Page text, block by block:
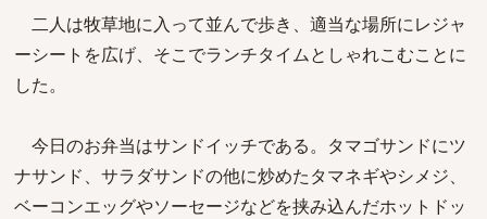
二人は牧草地に入って並んで歩き、適当な場所にレジャ
ーシートを広げ、そこでランチタイムとしゃれこむことに
した。
今日のお弁当はサンドイッチである。タマゴサンドにツ
ナサンド、サラダサンドの他に炒めたタマネギやシメジ、
ベーコンエッグやソーセージなどを挟み込んだホットドッ